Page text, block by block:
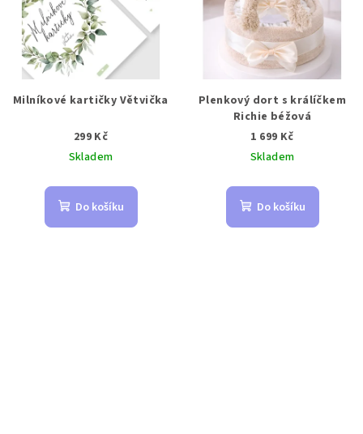
Milníkové kartičky Větvička
299 Kč
Skladem
Do košíku
Plenkový dort s králíčkem
Richie béžová
1 699 Kč
Skladem
Do košíku